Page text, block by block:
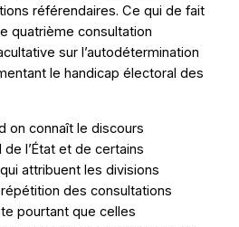
référendaires. Ce qui de fait
quatrième consultation
sur l’autodétermination
le handicap électoral des
on connaît le discours
de l’État et de certains
attribuent les divisions
des consultations
pourtant que celles